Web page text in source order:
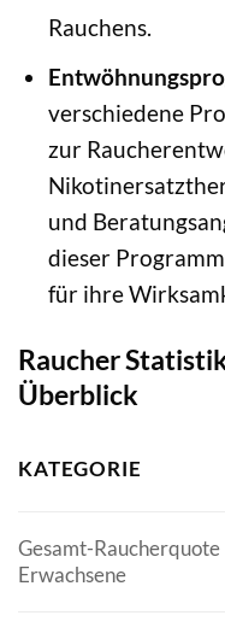
Rauchens.
verschiedene
zur
und
dieser
für ihre
Raucher
Überblick
KATEGORIE
Gesamt-Raucherquote
Erwachsene